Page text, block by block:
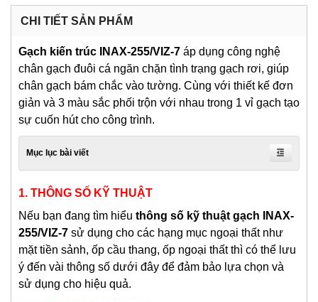
CHI TIẾT SẢN PHẨM
Gạch kiến trúc INAX-255/VIZ-7 áp dụng công nghệ
chân gạch đuôi cá ngăn chặn tình trạng gạch rơi, giúp
chân gạch bám chắc vào tường. Cùng với thiết kế đơn
giản và 3 màu sắc phối trộn với nhau trong 1 vỉ gạch tạo
sự cuốn hút cho công trình.
Mục lục bài viết
1. THÔNG SỐ KỸ THUẬT
Nếu bạn đang tìm hiểu thông số kỹ thuật gạch INAX-
255/VIZ-7 sử dụng cho các hạng mục ngoại thất như
mặt tiền sảnh, ốp cầu thang, ốp ngoại thất thì có thể lưu
ý đến vài thông số dưới đây để đảm bảo lựa chọn và
sử dụng cho hiệu quả.